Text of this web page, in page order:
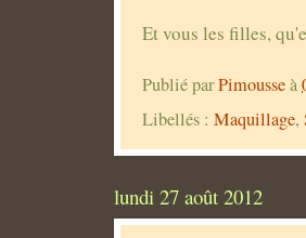
Et vous les filles,
Publié parPimousseà
Libellés : Maquillage,
lundi 27 août 2012